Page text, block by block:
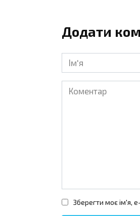
Додати
Ім'я
Коментар
Зберегти моє ім'я,